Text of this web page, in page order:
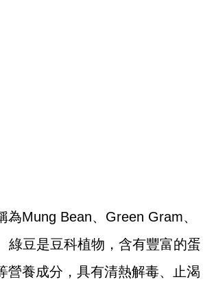
為Mung Bean、Green Gram、
綠豆是豆科植物，含有豐富的蛋
營養成分，具有清熱解毒、止渴